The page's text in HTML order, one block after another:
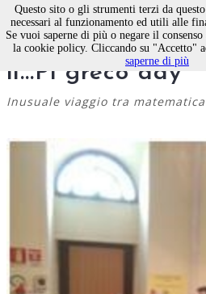
La scuola
il...Pi greco day
Inusuale viaggio tra
Questo sito o gli strumenti terzi da
necessari al funzionamento ed utili alle
Se vuoi saperne di più o negare il
la cookie policy. Cliccando su "Accetto"
saperne di più